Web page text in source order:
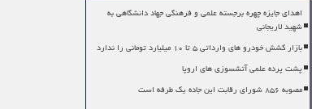
اهدای جایزه چهره برجسته علمی و فرهنگی جهاد دانشگاهی به
شهید لاریجانی
بازار کشش خودرو های وارداتی ۵ تا ۱۰ میلیارد تومانی را ندارد
پشت پرده علمی آتشسوزی های اروپا
مصوبه ۸۵۶ شورای رقابت این جاده یک طرفه است